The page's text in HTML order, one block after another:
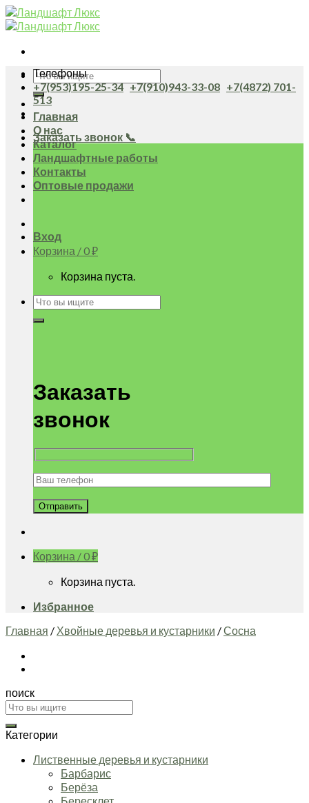
Skip
to
Искать:
Главная
О нас
Каталог
Ландшафтные работы
Контакты
Оптовые продажи
Вход
Корзина /0₽
Корзина пуста.
Искать:
Телефоны
+7(953)195-25-34 +7(910)943-33-08 +7(4872) 701-
513
Заказать звонок 📞
Заказать
звонок
Корзина /0₽
Корзина пуста.
Избранное
Главная / Хвойные деревья и кустарники /Сосна
поиск
Искать:
Категории
Лиственные деревья и кустарники
Барбарис
Берёза